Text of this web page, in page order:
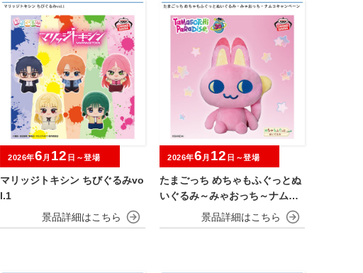
マリッジトキシン ちびぐるみvo
l.1
2026年6 月 12 日～登場
たまごっち めちゃもふぐっとぬ
いぐるみ～みゃおっち～ナムコ
キャンペーン
2026年6 月 12 日～登場